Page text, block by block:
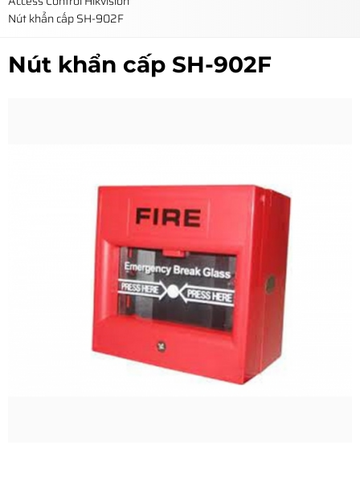
Nút khẩn cấp SH-902F
Nút khẩn cấp SH-902F